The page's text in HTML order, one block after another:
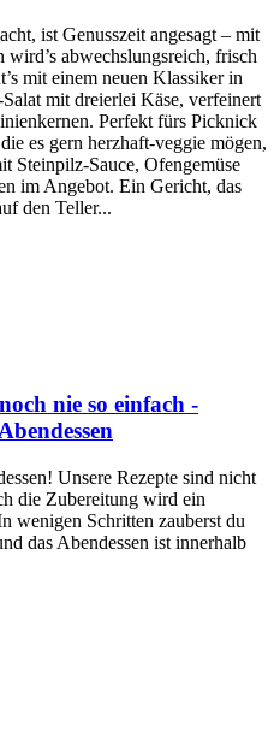
ist Genusszeit angesagt – mit
wird’s abwechslungsreich, frisch
mit einem neuen Klassiker in
mit dreierlei Käse, verfeinert
Perfekt fürs Picknick
es gern herzhaft-veggie mögen,
Steinpilz-Sauce, Ofengemüse
im Angebot. Ein Gericht, das
den Teller...
nie so einfach -
Unsere Rezepte sind nicht
die Zubereitung wird ein
wenigen Schritten zauberst du
das Abendessen ist innerhalb